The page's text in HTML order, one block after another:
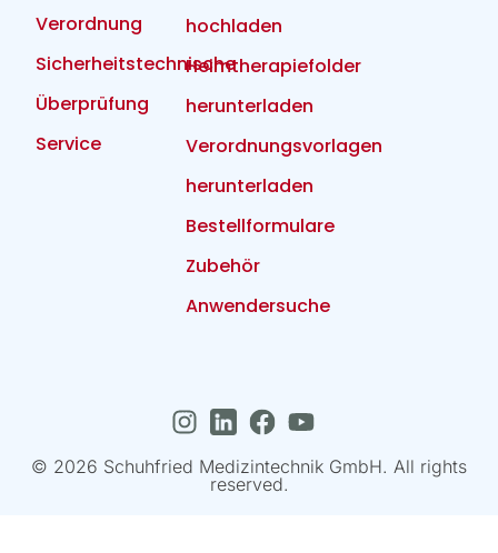
Verordnung
Sicherheitstechnische
Überprüfung
Service
hochladen
Heimtherapiefolder
herunterladen
Verordnungsvorlagen
herunterladen
Bestellformulare
Zubehör
Anwendersuche
© 2026 Schuhfried Medizintechnik GmbH. All rights
reserved.